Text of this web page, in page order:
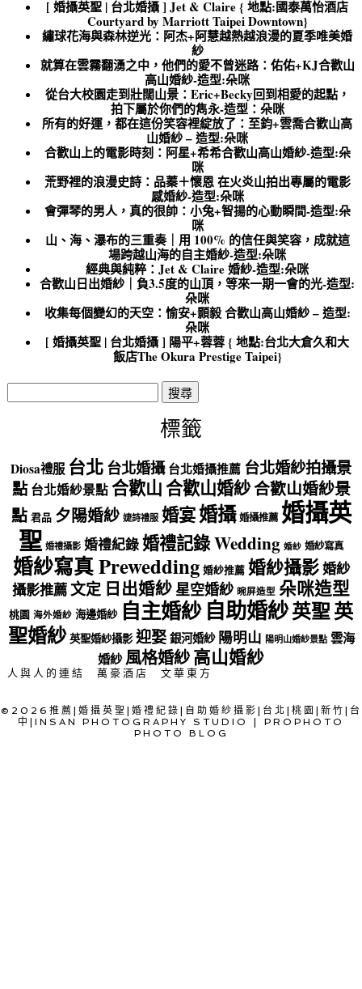
[ 婚攝英聖 | 台北婚攝 ] Jet & Claire { 地點:國泰萬怡酒店
Courtyard by Marriott Taipei Downtown}
繡球花海與森林逆光：阿杰+阿慧越熱越浪漫的夏季唯美婚
紗
就算在雲霧翻湧之中，他們的愛不曾迷路：佑佑+KJ合歡山
高山婚紗-造型:朵咪
從台大校園走到壯闊山景：Eric+Becky回到相愛的起點，
拍下屬於你們的雋永-造型：朵咪
所有的好運，都在這份笑容裡綻放了：至鈞+雲喬合歡山高
山婚紗 – 造型:朵咪
合歡山上的電影時刻：阿星+希希合歡山高山婚紗-造型:朵
咪
荒野裡的浪漫史詩：品蓁＋懷恩 在火炎山拍出專屬的電影
感婚紗-造型:朵咪
會彈琴的男人，真的很帥：小兔+智揚的心動瞬間-造型:朵
咪
山、海、瀑布的三重奏｜用 100% 的信任與笑容，成就這
場跨越山海的自主婚紗-造型:朵咪
經典與純粹：Jet & Claire 婚紗-造型:朵咪
合歡山日出婚紗｜負3.5度的山頂，等來一期一會的光-造型:
朵咪
收集每個變幻的天空：愉安+顥毅 合歡山高山婚紗 – 造型:
朵咪
[ 婚攝英聖 | 台北婚攝 ] 陽平+蓉蓉 { 地點:台北大倉久和大
飯店The Okura Prestige Taipei}
搜
尋
標籤
Diosa禮服 台北台北婚攝 台北婚攝推薦 台北婚紗拍攝景
點 台北婚紗景點 合歡山合歡山婚紗合歡山婚紗景
點 君品 夕陽婚紗 婕詩禮服 婚宴婚攝 婚攝推薦 婚攝英
聖 婚禮攝影 婚禮紀錄婚禮記錄 Wedding 婚紗 婚紗寫真
婚紗寫真 Prewedding 婚紗推薦 婚紗攝影婚紗
攝影推薦文定 日出婚紗星空婚紗 晼屏造型 朵咪造型
桃園 海外婚紗 海邊婚紗 自主婚紗 自助婚紗英聖英
聖婚紗 英聖婚紗攝影 迎娶 銀河婚紗 陽明山 陽明山婚紗景點 雲海
婚紗風格婚紗高山婚紗
人與人的連結 萬豪酒店 文華東方
©2026推薦|婚攝英聖|婚禮紀錄|自助婚紗攝影|台北|桃園|新竹|台
中|INSAN PHOTOGRAPHY STUDIO
PROPHOTO
PHOTO BLOG